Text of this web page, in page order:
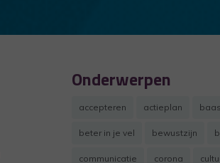
Onderwerpen
accepteren actieplan baas
beter in je vel bewustzijn
communicatie corona